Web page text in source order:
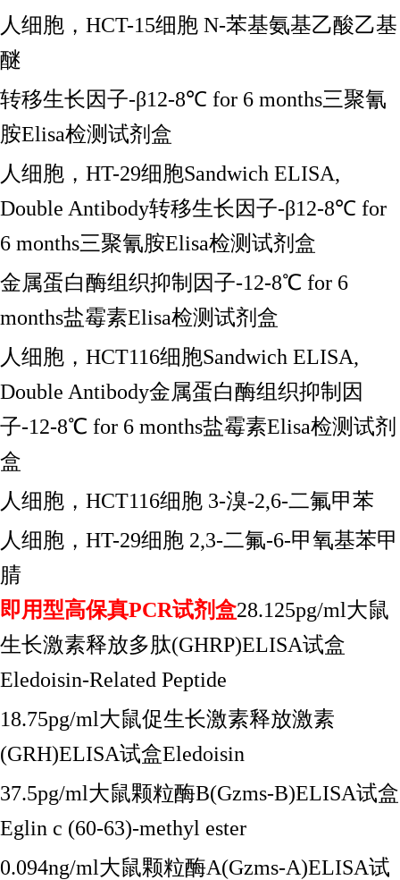
人细胞， HCT-15细胞 N-苯基氨基乙酸乙基
醚
转移生长因子-β12-8℃ for 6 months三聚氰
胺Elisa检测试剂盒
人细胞， HT-29细胞Sandwich ELISA,
Double Antibody转移生长因子-β12-8℃ for
6 months三聚氰胺Elisa检测试剂盒
金属蛋白酶组织抑制因子-12-8℃ for 6
months盐霉素Elisa检测试剂盒
人细胞， HCT116细胞Sandwich ELISA,
Double Antibody金属蛋白酶组织抑制因
子-12-8℃ for 6 months盐霉素Elisa检测试剂
盒
人细胞， HCT116细胞 3-溴-2,6-二氟甲苯
人细胞， HT-29细胞 2,3-二氟-6-甲氧基苯甲
腈
即用型高保真PCR试剂盒28.125pg/ml大鼠
生长激素释放多肽(GHRP)ELISA试盒
Eledoisin-Related Peptide
18.75pg/ml大鼠促生长激素释放激素
(GRH)ELISA试盒Eledoisin
37.5pg/ml大鼠颗粒酶B(Gzms-B)ELISA试盒
Eglin c (60-63)-methyl ester
0.094ng/ml大鼠颗粒酶A(Gzms-A)ELISA试